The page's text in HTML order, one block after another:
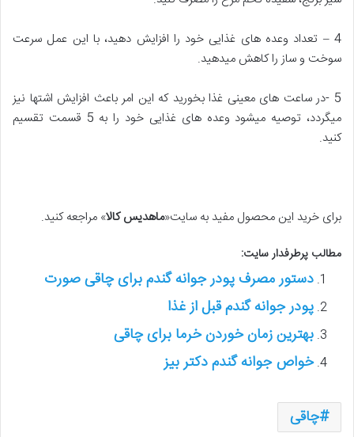
4 – تعداد وعده های غذایی خود را افزایش دهید، با این عمل سرعت
سوخت و ساز را کاهش میدهید.
5 -در ساعت های معینی غذا بخورید که این امر باعث افزایش اشتها نیز
میگردد، توصیه میشود وعده های غذایی خود را به 5 قسمت تقسیم
کنید.
برای خرید این محصول مفید به سایت«ماهدیس کالا» مراجعه کنید.
مطالب پرطرفدار سایت:
دستور مصرف پودر جوانه گندم برای چاقی صورت
پودر جوانه گندم قبل از غذا
بهترین زمان خوردن خرما برای چاقی
خواص جوانه گندم دکتر بیز
چاقی